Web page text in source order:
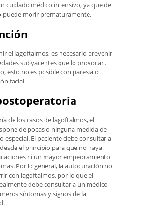
cuidado médico intensivo, ya que de
puede morir prematuramente.
el lagoftalmos, es necesario prevenir
subyacentes que lo provocan.
esto no es posible con paresia o
facial.
de los casos de lagoftalmos, el
de pocas o ninguna medida de
especial. El paciente debe consultar a
el principio para que no haya
ni un mayor empeoramiento
Por lo general, la autocuración no
con lagoftalmos, por lo que el
debe consultar a un médico
síntomas y signos de la